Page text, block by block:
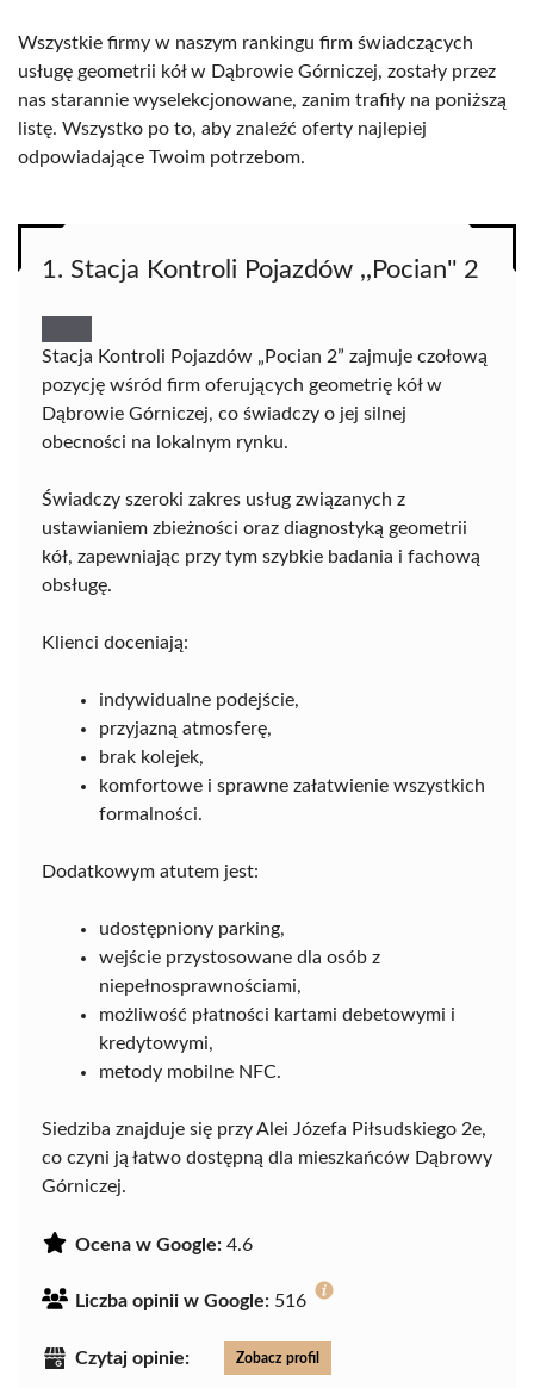
Wszystkie firmy w naszym rankingu firm świadczących
usługę geometrii kół w Dąbrowie Górniczej, zostały przez
nas starannie wyselekcjonowane, zanim trafiły na poniższą
listę. Wszystko po to, aby znaleźć oferty najlepiej
odpowiadające Twoim potrzebom.
1. Stacja Kontroli Pojazdów ,,Pocian'' 2
Stacja Kontroli Pojazdów „Pocian 2” zajmuje czołową
pozycję wśród firm oferujących geometrię kół w
Dąbrowie Górniczej, co świadczy o jej silnej
obecności na lokalnym rynku.
Świadczy szeroki zakres usług związanych z
ustawianiem zbieżności oraz diagnostyką geometrii
kół, zapewniając przy tym szybkie badania i fachową
obsługę.
Klienci doceniają:
indywidualne podejście,
przyjazną atmosferę,
brak kolejek,
komfortowe i sprawne załatwienie wszystkich
formalności.
Dodatkowym atutem jest:
udostępniony parking,
wejście przystosowane dla osób z
niepełnosprawnościami,
możliwość płatności kartami debetowymi i
kredytowymi,
metody mobilne NFC.
Siedziba znajduje się przy Alei Józefa Piłsudskiego 2e,
co czyni ją łatwo dostępną dla mieszkańców Dąbrowy
Górniczej.
Ocena w Google: 4.6
Liczba opinii w Google: 516
Czytaj opinie: Zobacz profil